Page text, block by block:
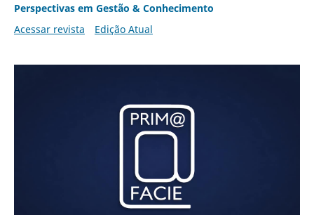
Perspectivas em Gestão & Conhecimento
Acessar revista
Edição Atual